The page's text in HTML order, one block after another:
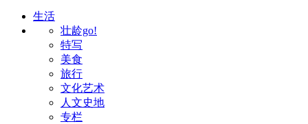
生活
壮龄go!
特写
美食
旅行
文化艺术
人文史地
专栏